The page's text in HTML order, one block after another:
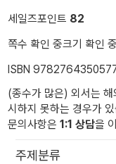
세일즈포인트 82
쪽수 확인 중크기 확인 중
ISBN
(종수가 많은) 외서는
시하지 못하는 경우가
문의사항은 1:1 상담을
주제분류